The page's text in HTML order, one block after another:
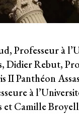
Professeur à
Didier Rebut,
II Panthéon
à
et Camille